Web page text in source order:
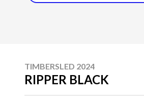
TIMBERSLED 2024
RIPPER BLACK